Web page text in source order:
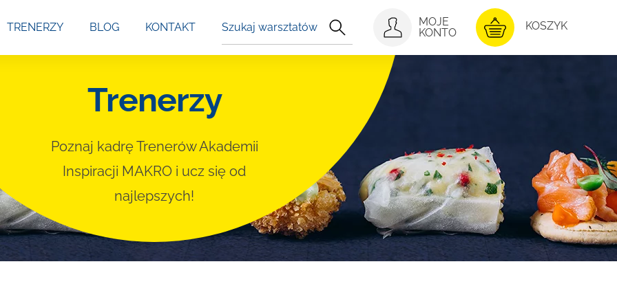
TRENERZY BLOG KONTAKT
Szukaj
warsztatów
MOJE
KONTO
Trenerzy
Poznaj kadrę Trenerów Akademii
Inspiracji MAKRO i ucz się od
najlepszych!